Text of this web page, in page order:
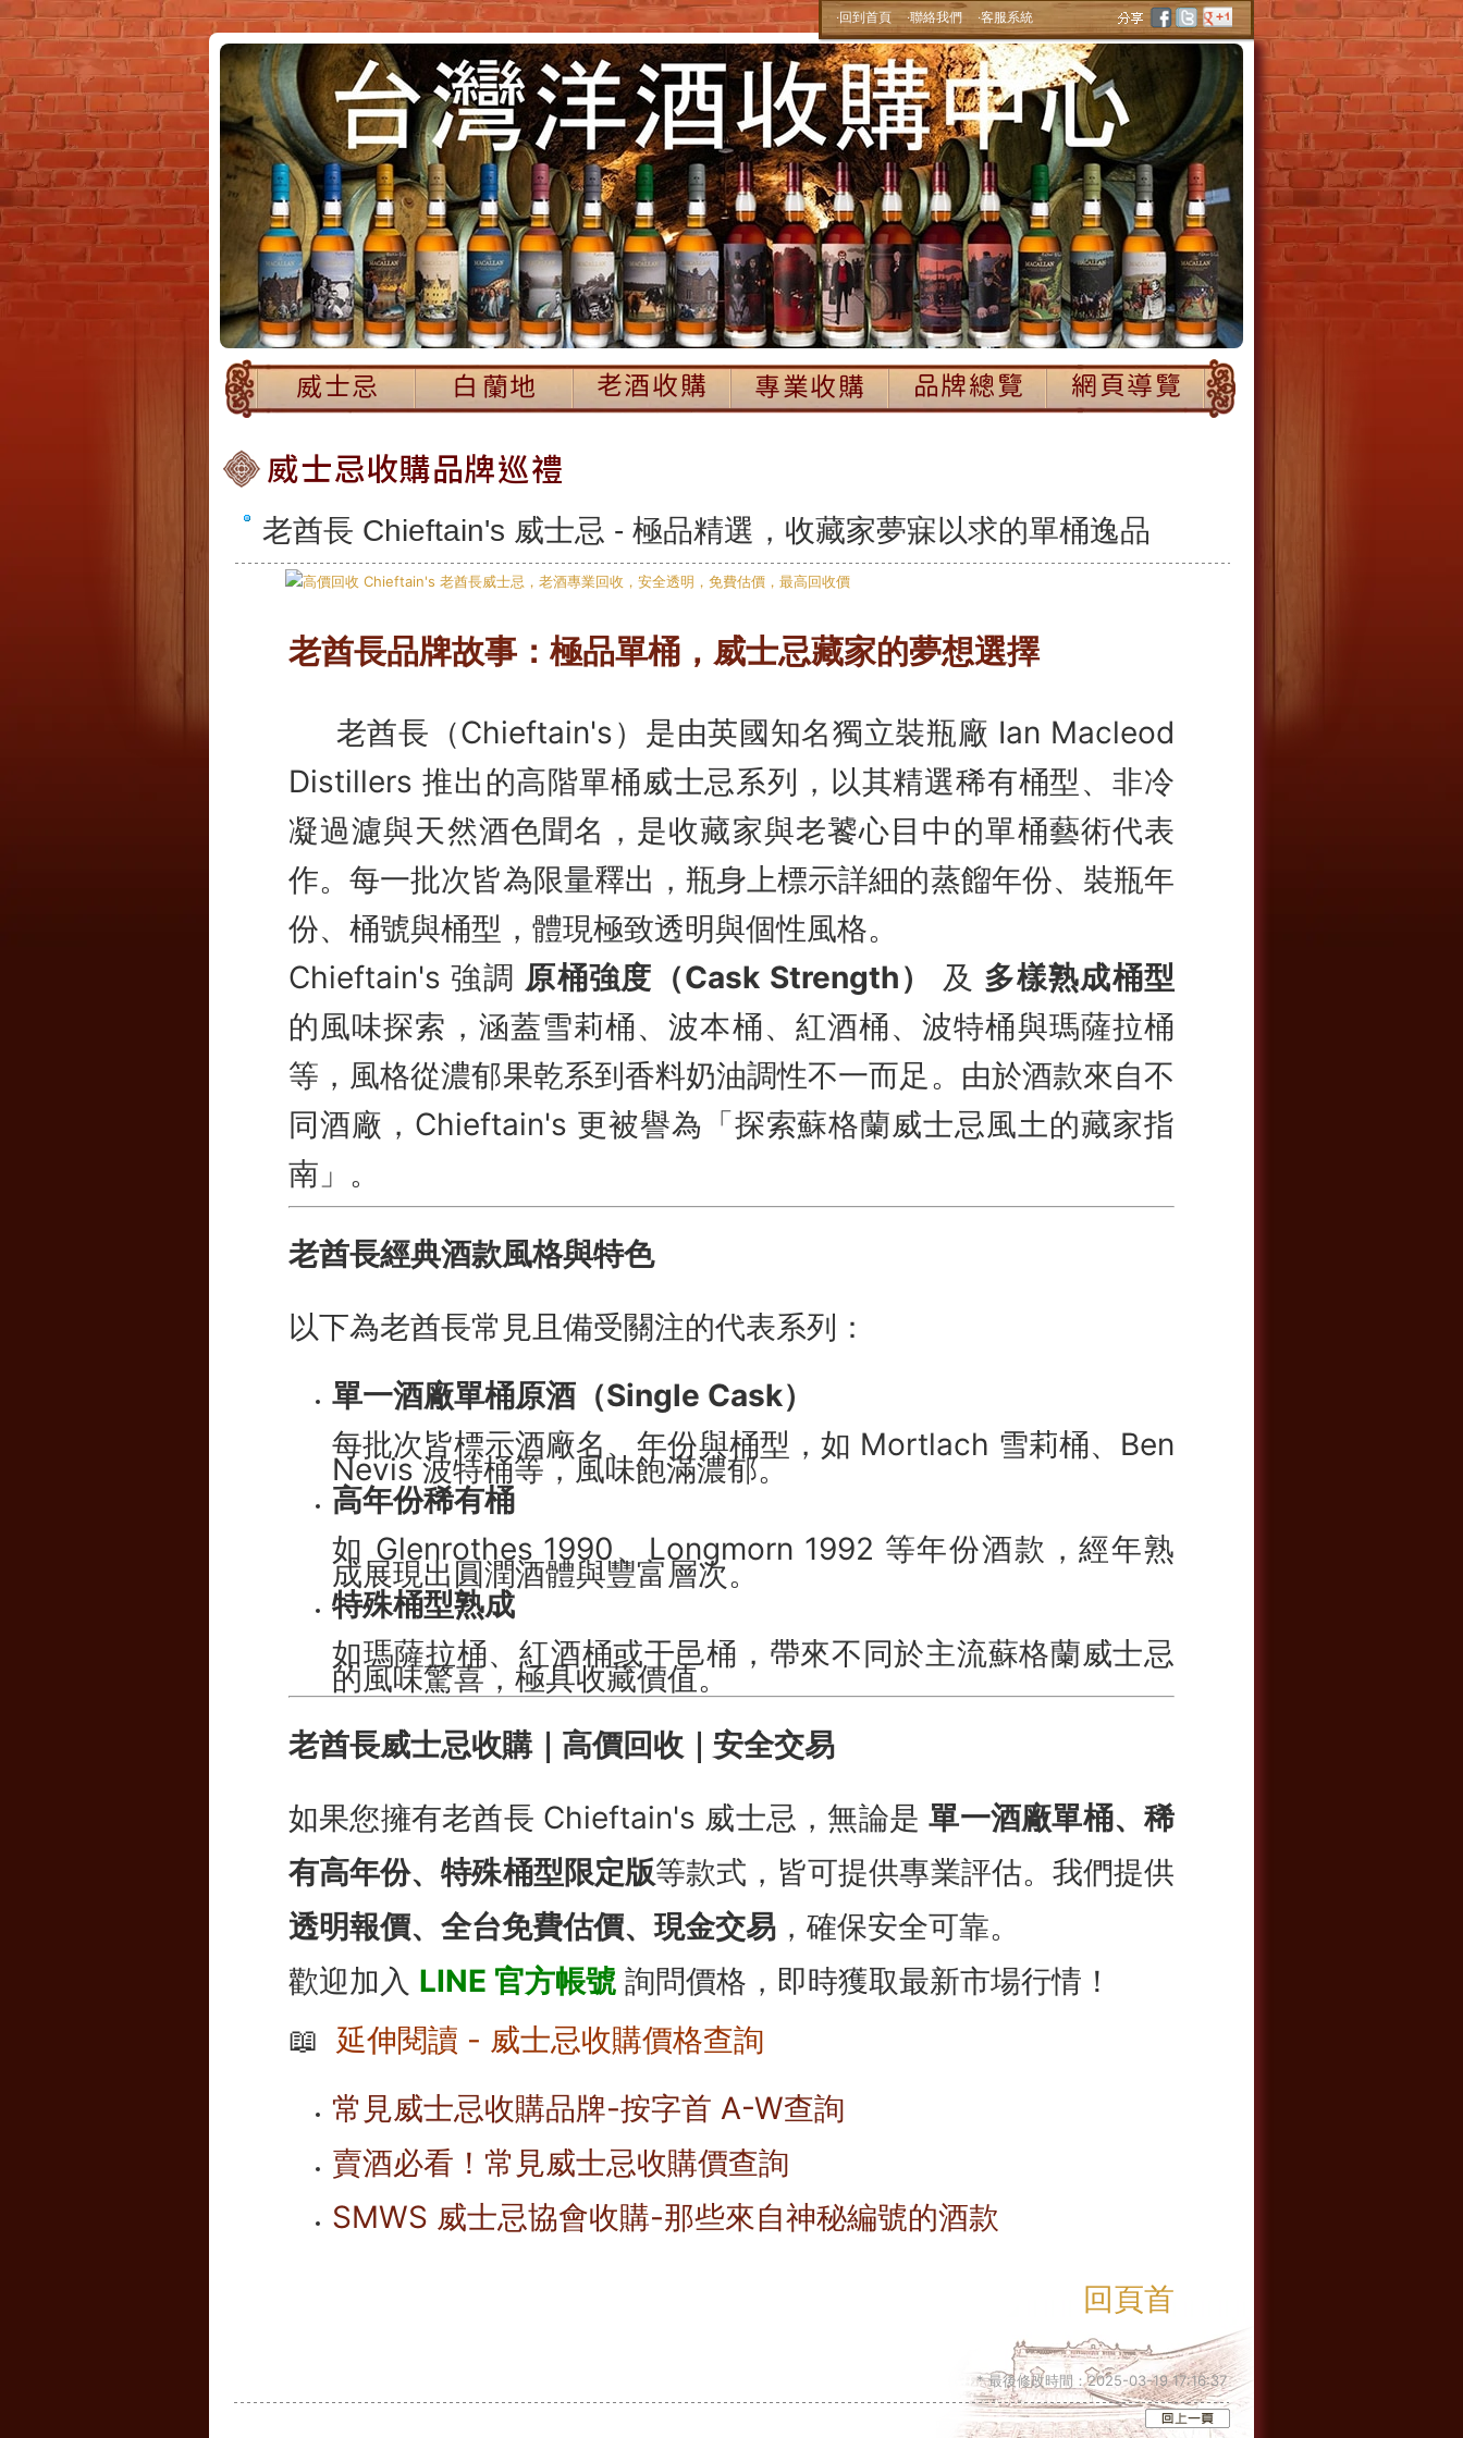
‧回到首頁 ‧聯絡我們 ‧客服系統
老酋長 Chieftain's 威士忌 - 極品精選，收藏家夢寐以求的單桶逸品
老酋長品牌故事：極品單桶，威士忌藏家的夢想選擇
老酋長（Chieftain's）是由英國知名獨立裝瓶廠 Ian Macleod
Distillers 推出的高階單桶威士忌系列，以其精選稀有桶型、非冷
凝過濾與天然酒色聞名，是收藏家與老饕心目中的單桶藝術代表
作。每一批次皆為限量釋出，瓶身上標示詳細的蒸餾年份、裝瓶年
份、桶號與桶型，體現極致透明與個性風格。
Chieftain's 強調 原桶強度（Cask Strength） 及 多樣熟成桶型
的風味探索，涵蓋雪莉桶、波本桶、紅酒桶、波特桶與瑪薩拉桶
等，風格從濃郁果乾系到香料奶油調性不一而足。由於酒款來自不
同酒廠，Chieftain's 更被譽為「探索蘇格蘭威士忌風土的藏家指
南」。
老酋長經典酒款風格與特色
以下為老酋長常見且備受關注的代表系列：
單一酒廠單桶原酒（Single Cask）
每批次皆標示酒廠名、年份與桶型，如 Mortlach 雪莉桶、Ben
Nevis 波特桶等，風味飽滿濃郁。
高年份稀有桶
如 Glenrothes 1990、Longmorn 1992 等年份酒款，經年熟
成展現出圓潤酒體與豐富層次。
特殊桶型熟成
如瑪薩拉桶、紅酒桶或干邑桶，帶來不同於主流蘇格蘭威士忌
的風味驚喜，極具收藏價值。
老酋長威士忌收購｜高價回收｜安全交易
如果您擁有老酋長 Chieftain's 威士忌，無論是單一酒廠單桶、稀
有高年份、特殊桶型限定版等款式，皆可提供專業評估。我們提供
透明報價、全台免費估價、現金交易 ，確保安全可靠。
歡迎加入 LINE 官方帳號 詢問價格，即時獲取最新市場行情！
📖 延伸閱讀 - 威士忌收購價格查詢
常見威士忌收購品牌-按字首 A-W查詢
賣酒必看！常見威士忌收購價查詢
SMWS 威士忌協會收購-那些來自神秘編號的酒款
回頁首
* 最後修改時間：2025-03-19 17:16:37